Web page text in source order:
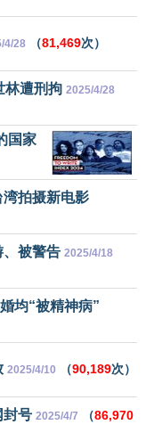
4/28 （81,469次）
林遭刑拘 2025/4/28
国家
湾拍摄新电影
、被警告 2025/4/18
均“被精神病”
2025/4/10 （90,189次）
封号 2025/4/7 （86,970